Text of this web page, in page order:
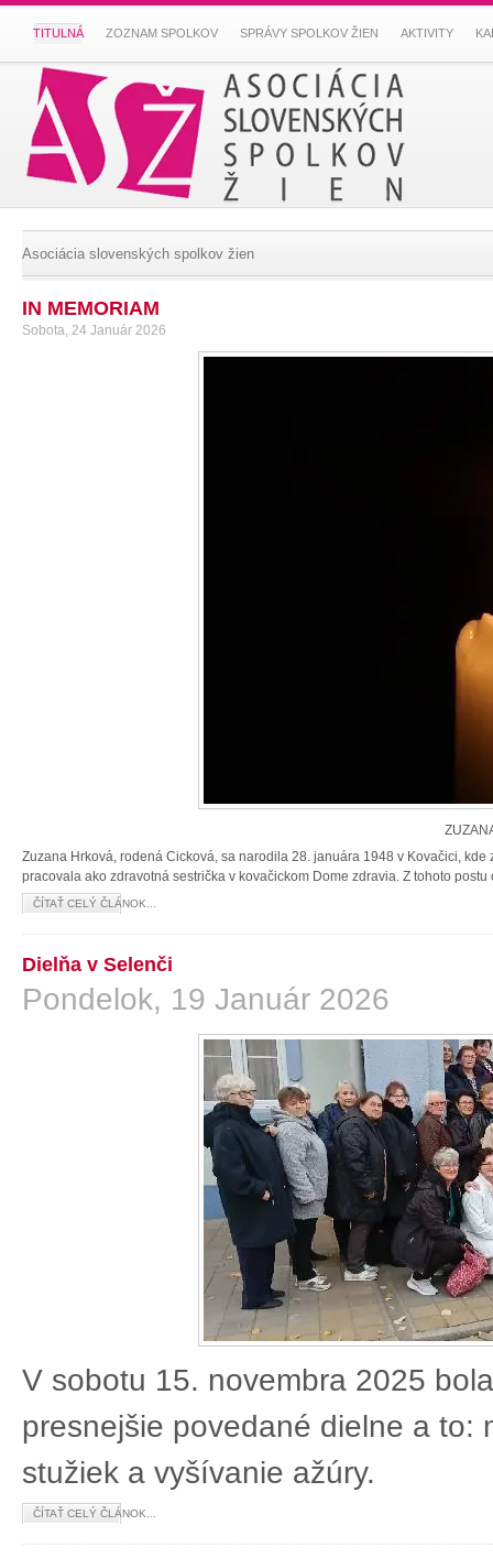
TITULNÁ ZOZNAM SPOLKOV SPRÁVY SPOLKOV ŽIEN AKTIVITY
Asociácia slovenských spolkov žien
IN MEMORIAM
Sobota, 24 Január 2026
Zuzana Hrková, rodená Cicková, sa narodila 28. januára 1948 v Kovačici,
pracovala ako zdravotná sestrička v kovačickom Dome zdravia. Z tohoto
ČÍTAŤ CELÝ ČLÁNOK...
Dielňa v Selenči
Pondelok, 19 Január 2026
V sobotu 15. novembra 2025
presnejšie povedané dielne a to:
stužiek a vyšívanie ažúry.
ČÍTAŤ CELÝ ČLÁNOK...